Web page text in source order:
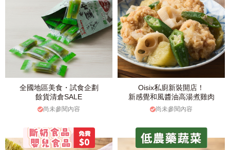
全國地區美食・試食企劃
餘貨清倉SALE
尚未參閱內容
Oisix私廚新裝開店！
新感覺和風醬油高湯煮雞肉
尚未參閱內容